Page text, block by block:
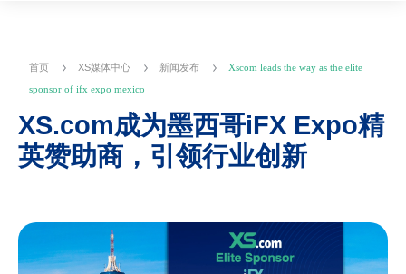
首页 XS媒体中心 新闻发布
Xscom leads the way as the elite
sponsor of ifx expo mexico
XS.com成为墨西哥iFX Expo精
英赞助商，引领行业创新